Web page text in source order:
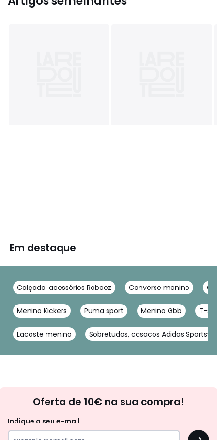
Em destaque
Calçado, acessórios Robeez Converse menino
Menino Kickers Puma sport Menino Gbb T-
Lacoste menino Sobretudos, casacos Adidas
Oferta de 10€ na sua compra!
Indique o seu e-mail
OK